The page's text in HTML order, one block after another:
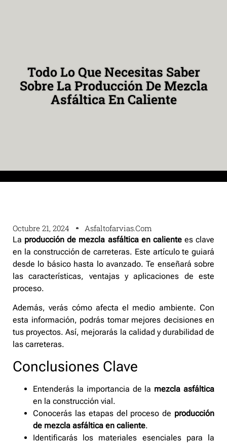
Todo Lo Que Necesitas Saber
Sobre La Producción De Mezcla
Asfáltica En Caliente
Octubre 21, 2024 Asfaltofarvias.com
La producción de mezcla asfáltica en calientees clave
en la construcción de carreteras. Este artículo te guiará
desde lo básico hasta lo avanzado. Te enseñará sobre
las características, ventajas y aplicaciones de este
proceso.
Además, verás cómo afecta el medio ambiente. Con
esta información, podrás tomar mejores decisiones en
tus proyectos. Así, mejorarás la calidad y durabilidad de
las carreteras.
Conclusiones Clave
Entenderás la importancia de la mezcla asfáltica
en la construcción vial.
Conocerás las etapas del proceso de producción
de mezcla asfáltica en caliente.
Identificarás los materiales esenciales para la